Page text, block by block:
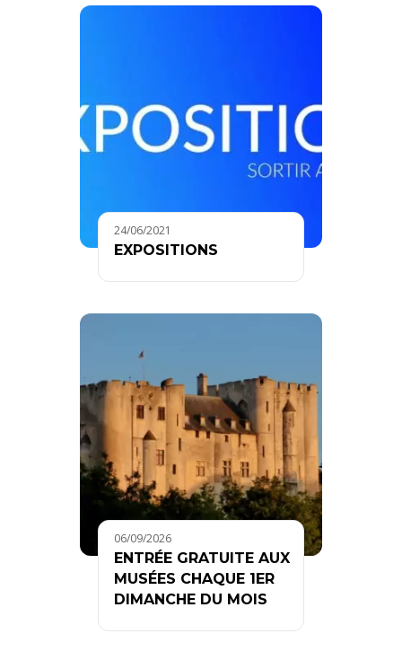
24/06/2021
EXPOSITIONS
06/09/2026
ENTRÉE GRATUITE AUX
MUSÉES CHAQUE 1ER
DIMANCHE DU MOIS